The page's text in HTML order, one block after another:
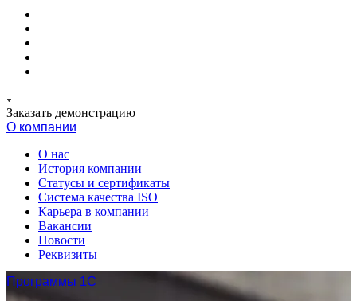
Заказать демонстрацию
О компании
О нас
История компании
Статусы и сертификаты
Система качества ISO
Карьера в компании
Вакансии
Новости
Реквизиты
Программы 1С